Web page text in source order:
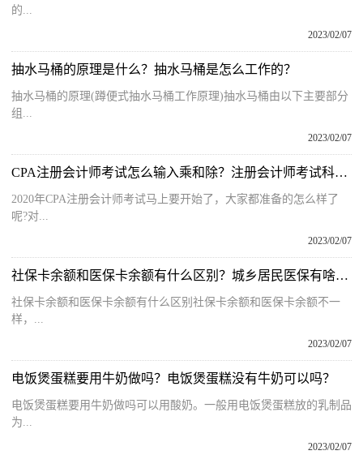
的...
2023/02/07
抽水马桶的原理是什么？抽水马桶是怎么工作的？
抽水马桶的原理(蹲便式抽水马桶工作原理)抽水马桶由以下主要部分
组...
2023/02/07
CPA注册会计师考试怎么输入乘和除？注册会计师考试科目有哪些？
2020年CPA注册会计师考试马上要开始了，大家都准备的怎么样了
呢?对...
2023/02/07
社保卡余额和医保卡余额有什么区别？城乡居民医保有啥用？
社保卡余额和医保卡余额有什么区别社保卡余额和医保卡余额不一
样，...
2023/02/07
电饭煲蛋糕要用牛奶做吗？电饭煲蛋糕没有牛奶可以吗？
电饭煲蛋糕要用牛奶做吗可以用酸奶。一般用电饭煲蛋糕放的乳制品
为...
2023/02/07